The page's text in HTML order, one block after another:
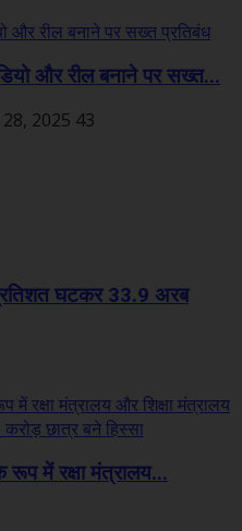
और रील बनाने पर सख्त...
2025 43
घटकर 33.9 अरब
में रक्षा मंत्रालय...